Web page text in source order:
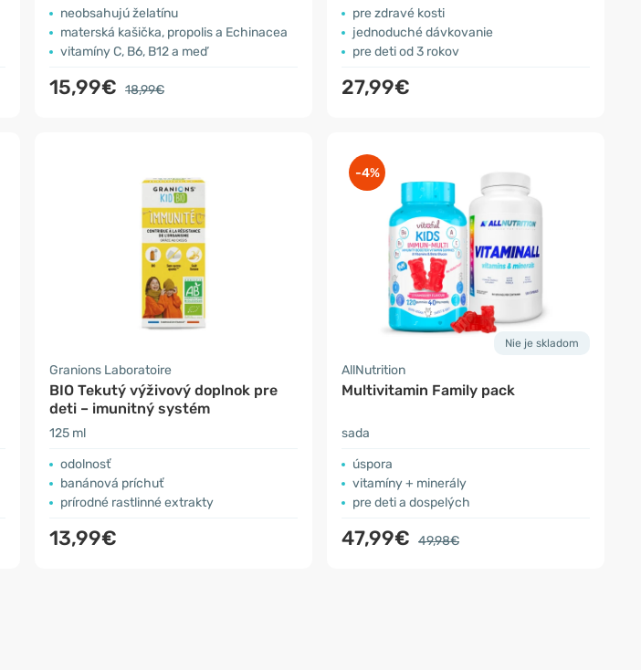
neobsahujú želatínu
materská kašička, propolis a Echinacea
vitamíny C, B6, B12 a meď
15,99€ 18,99€
pre zdravé kosti
jednoduché dávkovanie
pre deti od 3 rokov
27,99€
Granions Laboratoire
BIO Tekutý výživový doplnok pre
deti – imunitný systém
125 ml
odolnosť
banánová príchuť
prírodné rastlinné extrakty
13,99€
-4%
Nie je skladom
AllNutrition
Multivitamin Family pack
sada
úspora
vitamíny + minerály
pre deti a dospelých
47,99€ 49,98€